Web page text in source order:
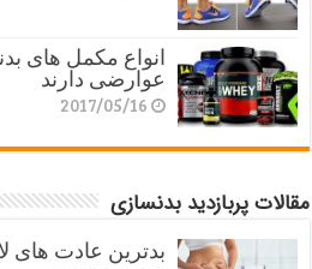
انواع مکمل های
عوارضی دارند
2017/05/16
مقالات پربازدید بدنسازی
بدترین عادت های